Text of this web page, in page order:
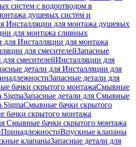
систем с водоотводом в
душевых систем и
Инсталляции для монтажа душевых
для монтажа сливных
для Инсталляции для монтажа
для смесителейЗапасные
смесителейИнсталляции для
детали для Инсталляции для
Запасные детали для
бачки скрытого монтажаСмывные
SigmaЗапасные детали для Смывные
SigmaСмывные бачки скрытого
бачки скрытого монтажа
Смывные бачки скрытого монтажа
ПринадлежностиВпускные клапаны
клапаныЗапасные детали для